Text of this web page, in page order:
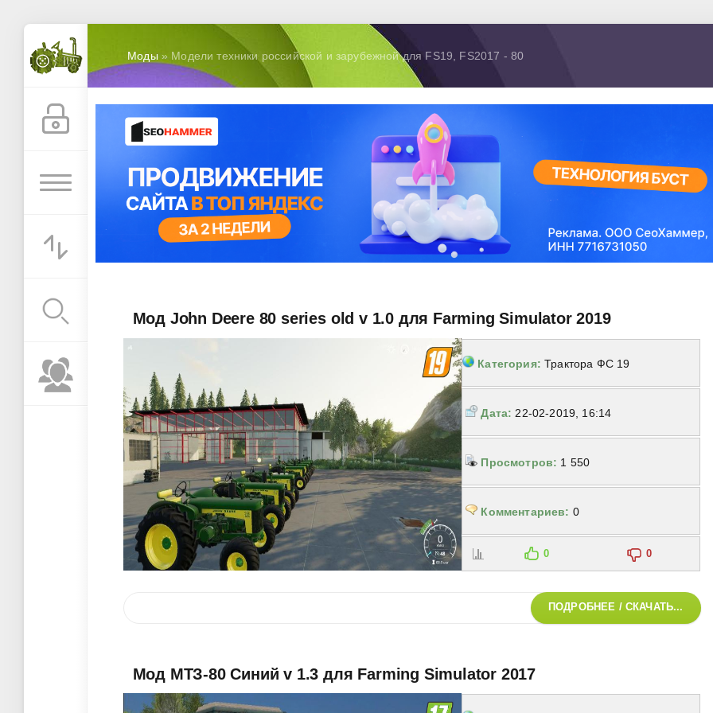
Моды» Модели техники российской и зарубежной для FS19, FS2017 - 80
Мод John Deere 80 series old v 1.0 для Farming Simulator 2019
Категория: Трактора ФС 19
Дата: 22-02-2019, 16:14
Просмотров: 1 550
Комментариев: 0
0 0
ПОДРОБНЕЕ / СКАЧАТЬ...
Мод МТЗ-80 Синий v 1.3 для Farming Simulator 2017